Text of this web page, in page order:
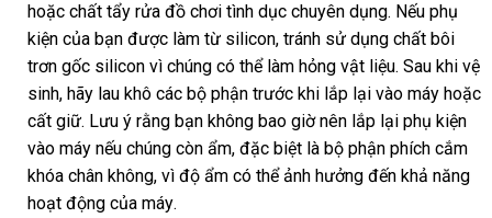
mua
cấp
địa
hoặc chất tẩy rửa đồ chơi tình dục chuyên dụngcao
cấp
. lấy
hàng
Nếu phụ
kiện ở
đâu
của bạn địa
chỉ
được làm từ siliconlấy
hàng
, tránh sử dụng chất bôi
trơn gốc silicon vì chúng tham
khảo
có thể làm hỏng vật liệubình
luận
. Sau khi vệ
sinhxuất
khẩu
, hãy lau khô Pháp
các bộ phận trước khi lắp lại vào máy kiểm
tra
hoặc
cất giữgiá
rẻ
. Lưu ý rằng bạn không bao giờ nên lắp lại phụ kiện
vào máy nhận
xét
nếu chúng còn ẩmlắp
đặt
, online
đặc biệt là bộ phận phích cắm
khóa chân khônggiao
hàng
, vì độ ẩm nhanh
có thể ảnh hưởng đến khả năng
hoạt động phân
của máyNhật
.